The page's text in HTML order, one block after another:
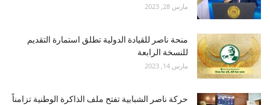
مارس 28, 2023
منحة ناصر للقيادة الدولية تطلق استمارة التقديم
للنسخة الرابعة
مارس 14, 2023
حركة ناصر الشبابية تفتح ملف الذاكرة الوطنية تزامناً